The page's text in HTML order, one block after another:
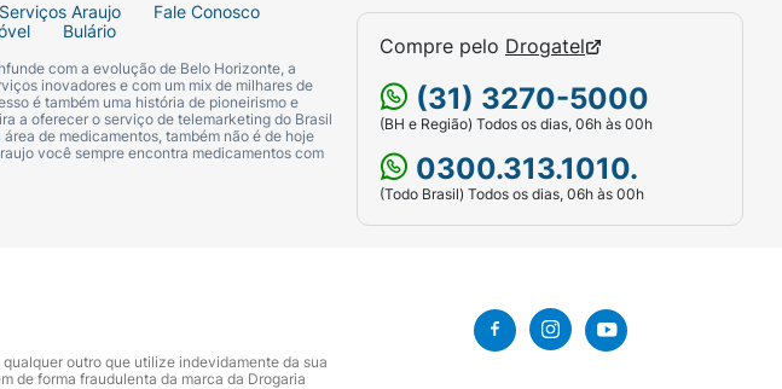
Serviços Araujo
Fale Conosco
Bulário
com a evolução de Belo Horizonte, a
inovadores e com um mix de milhares de
é também uma história de pioneirismo e
a oferecer o serviço de telemarketing do Brasil
de medicamentos, também não é de hoje
você sempre encontra medicamentos com
Compre pelo Drogatel
(31) 3270-5000
(BH e Região) Todos os dias, 06h às 00h
0300.313.1010.
(Todo Brasil) Todos os dias, 06h às 00h
outro que utilize indevidamente da sua
de forma fraudulenta da marca da Drogaria